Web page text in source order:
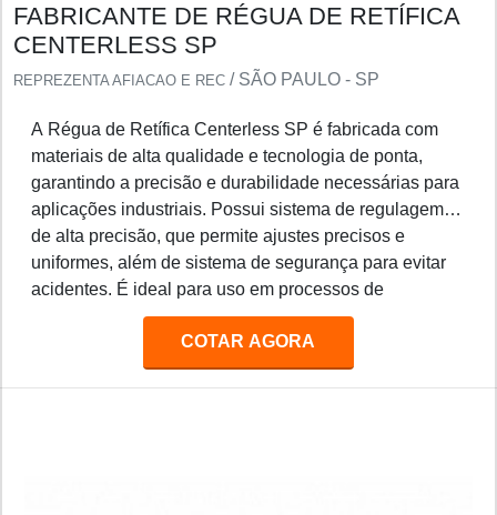
FABRICANTE DE RÉGUA DE RETÍFICA
CENTERLESS SP
REPREZENTA AFIACAO E REC / SÃO PAULO - SP
A Régua de Retífica Centerless SP é fabricada com
materiais de alta qualidade e tecnologia de ponta,
garantindo a precisão e durabilidade necessárias para
aplicações industriais. Possui sistema de regulagem
de alta precisão, que permite ajustes precisos e
uniformes, além de sistema de segurança para evitar
acidentes. É ideal para uso em processos de
retificação de peças de precisão, como eixos, pinos,
COTAR AGORA